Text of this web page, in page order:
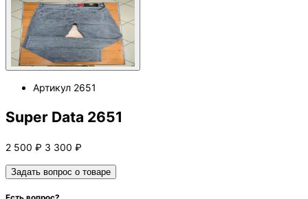
Артикул 2651
Super Data 2651
2 500 ₽ 3 300 ₽
Задать вопрос о товаре